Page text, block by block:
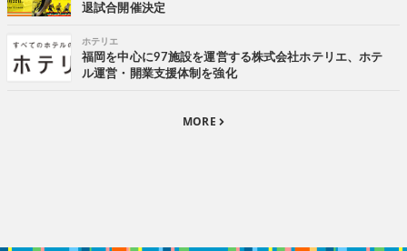
退試合開催決定
ホテリエ
福岡を中心に97施設を運営する株式会社ホテリエ、ホテ
ル運営・開業支援体制を強化
MORE